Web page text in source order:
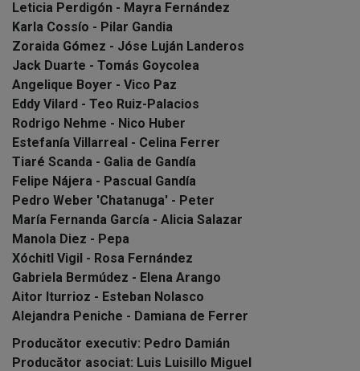
Leticia Perdigón - Mayra Fernández
Karla Cossío - Pilar Gandia
Zoraida Gómez - Jóse Luján Landeros
Jack Duarte - Tomás Goycolea
Angelique Boyer - Vico Paz
Eddy Vilard - Teo Ruiz-Palacios
Rodrigo Nehme - Nico Huber
Estefanía Villarreal - Celina Ferrer
Tiaré Scanda - Galia de Gandía
Felipe Nájera - Pascual Gandía
Pedro Weber 'Chatanuga' - Peter
María Fernanda García - Alicia Salazar
Manola Diez - Pepa
Xóchitl Vigil - Rosa Fernández
Gabriela Bermúdez - Elena Arango
Aitor Iturrioz - Esteban Nolasco
Alejandra Peniche - Damiana de Ferrer
Producător executiv: Pedro Damián
Producător asociat: Luis Luisillo Miguel